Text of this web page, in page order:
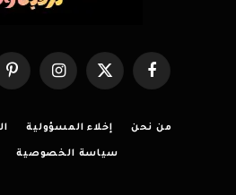
فيسبوك X
(Twitter)
الانستغرام
من نحن إخلاء المسؤولية
سياسة الخصوصية